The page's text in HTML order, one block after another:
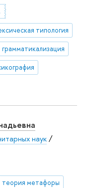
типология
грамматикализация
наук/
теория метафоры